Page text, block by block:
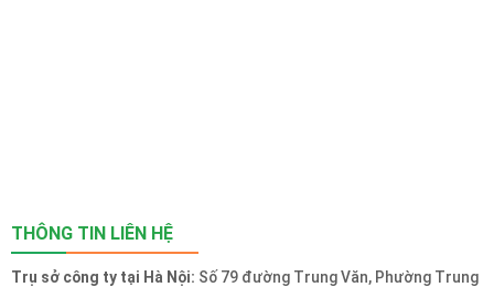
THÔNG TIN LIÊN HỆ
Trụ sở công ty tại Hà Nội: Số 79 đường Trung Văn, Phường Trung